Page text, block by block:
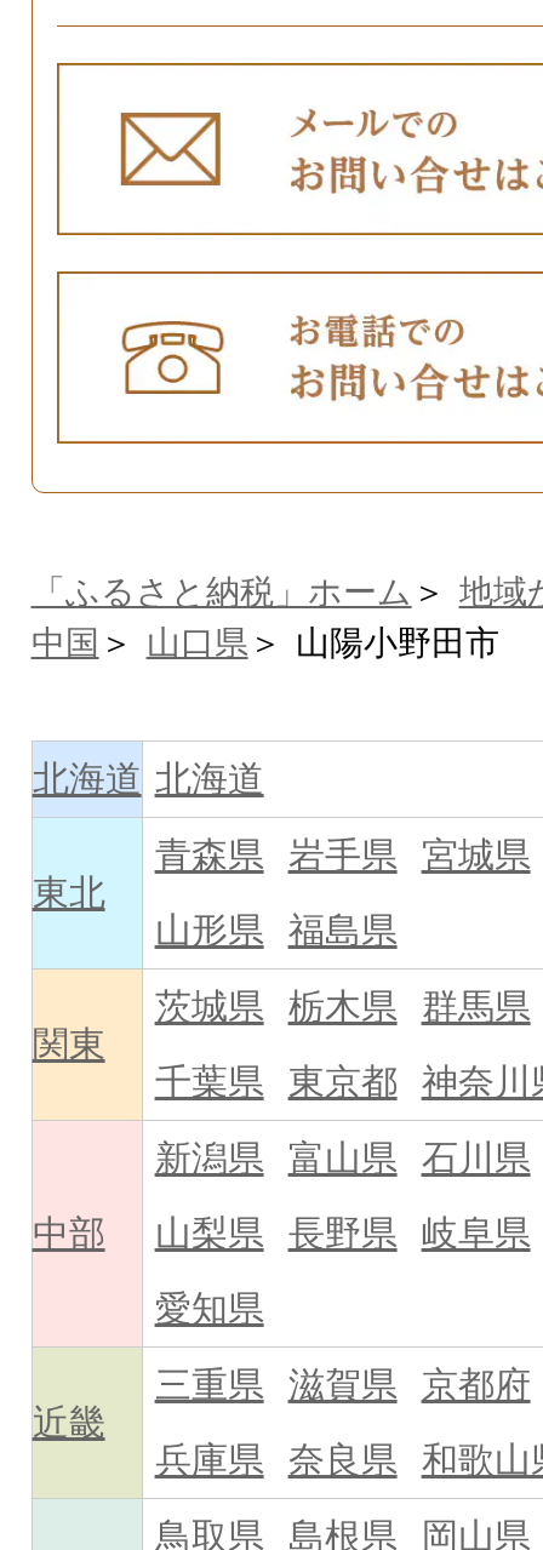
「ふるさと納税」ホーム
地域
中国
山口県 山陽小野田市
北海道 北海道
東北
青森県 岩手県
宮城県
山形県 福島県
関東
茨城県 栃木県
群馬県
千葉県
東京都 神奈川
中部
新潟県 富山県 石川県
山梨県 長野県 岐阜県
愛知県
近畿
三重県 滋賀県
京都府
兵庫県
奈良県 和歌山
鳥取県
島根県 岡山県